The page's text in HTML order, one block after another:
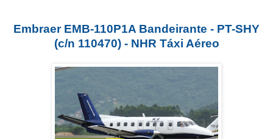
Embraer EMB-110P1A Bandeirante - PT-SHY
(c/n 110470) - NHR Táxi Aéreo